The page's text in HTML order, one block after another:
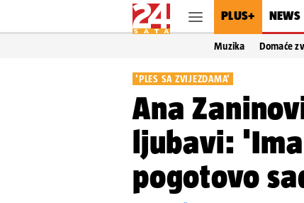
PLUS+ NEWS
Muzika Domaće
'PLES SA ZVIJEZDAMA'
Ana
ljubavi:
pogotovo